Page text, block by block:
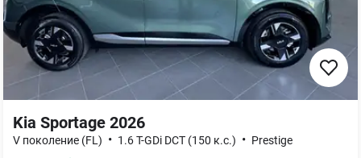
Kia Sportage 2026
V поколение (FL) • 1.6 T-GDi DCT (150 к.с.) • Prestige